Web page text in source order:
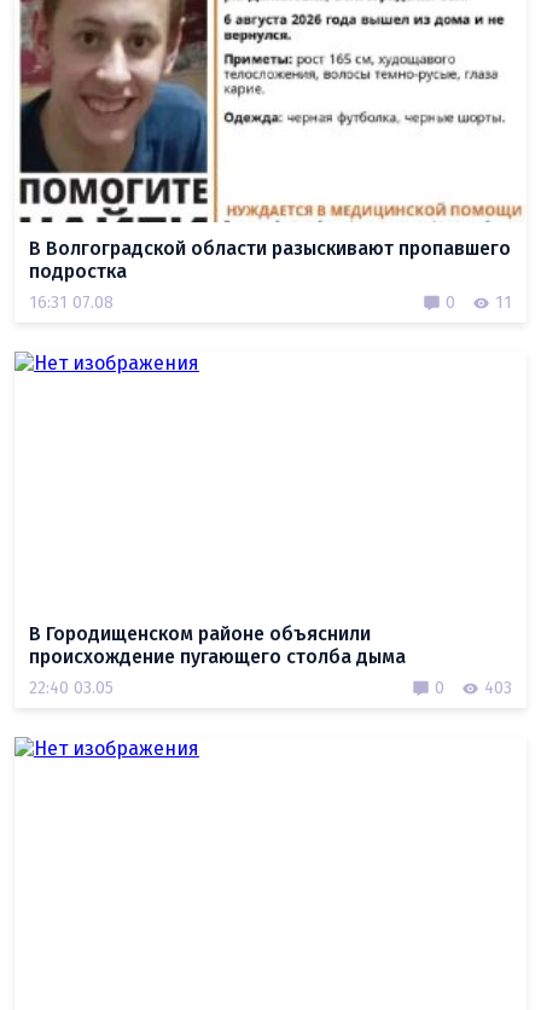
В Волгоградской области разыскивают пропавшего
подростка
16:31 07.08 0 11
В Городищенском районе объяснили
происхождение пугающего столба дыма
22:40 03.05 0 403